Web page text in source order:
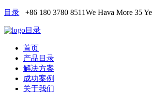
目录 +86 180 3780 8511We Hava More 35
目录
首页
产品目录
解决方案
成功案例
关于我们